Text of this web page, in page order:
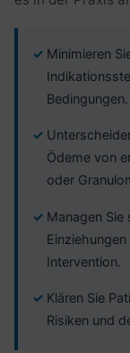
Minimieren
Bedingungen.
Ödeme von
oder
Managen
Intervention.
Klären Sie
Risiken und